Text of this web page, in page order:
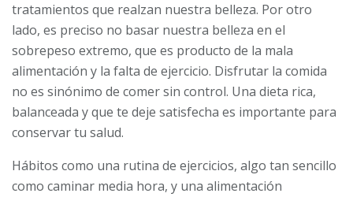
tratamientos que realzan nuestra belleza. Por otro
lado, es preciso no basar nuestra belleza en el
sobrepeso extremo, que es producto de la mala
alimentación y la falta de ejercicio. Disfrutar la comida
no es sinónimo de comer sin control. Una dieta rica,
balanceada y que te deje satisfecha es importante para
conservar tu salud.
Hábitos como una rutina de ejercicios, algo tan sencillo
como caminar media hora, y una alimentación